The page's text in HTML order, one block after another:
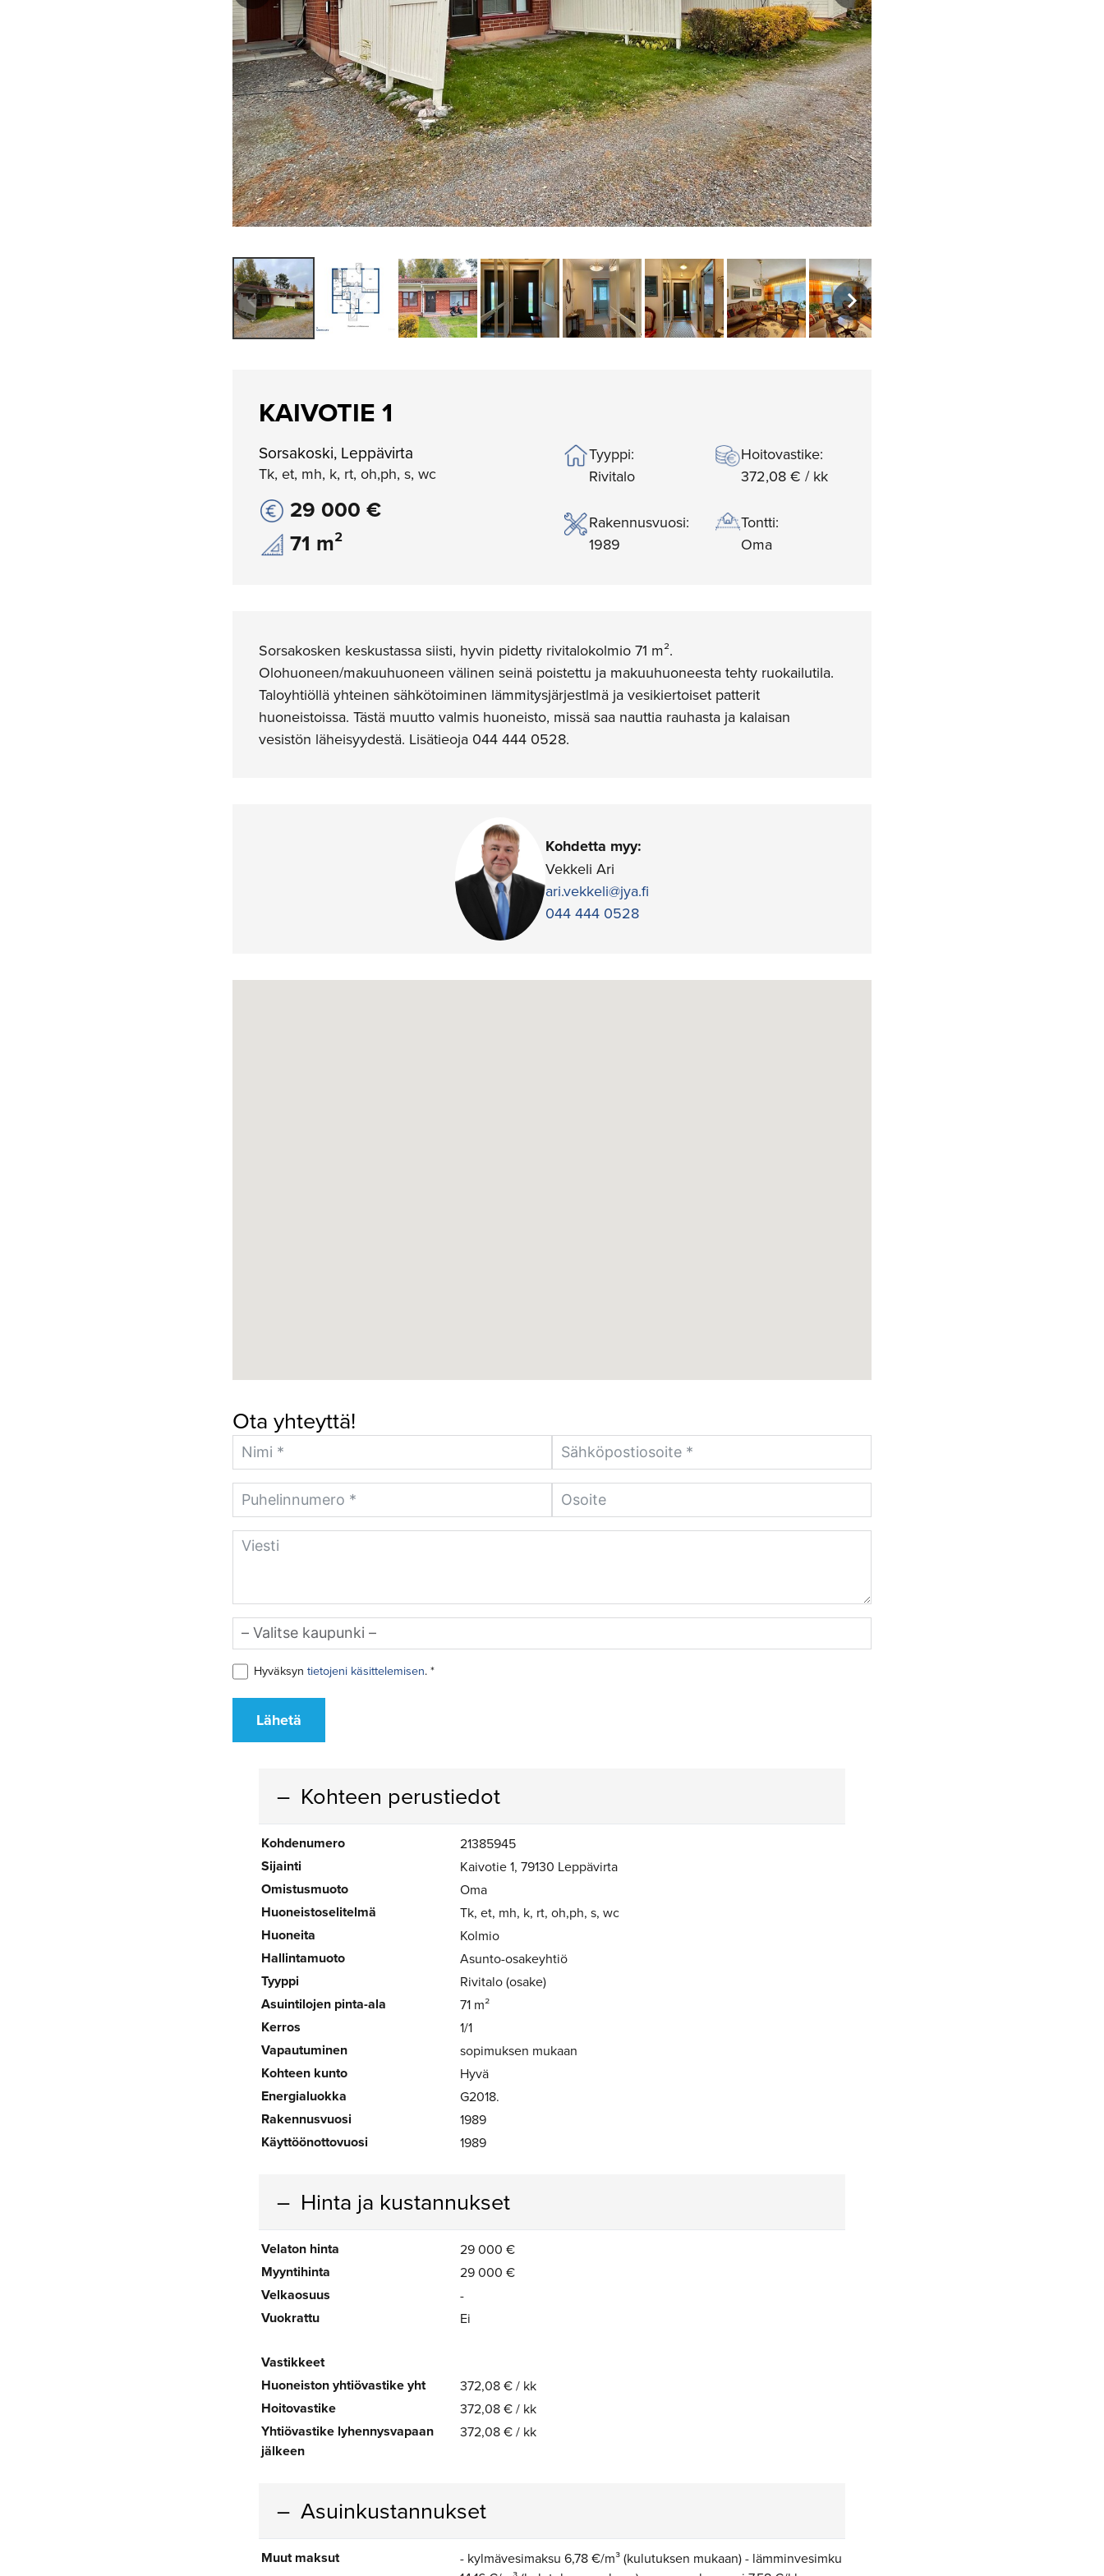
KAIVOTIE 1
Sorsakoski, Leppävirta
Tk, et, mh, k, rt, oh,ph, s, wc
29 000 €
71 m²
Tyyppi:
Rivitalo
Hoitovastike:
372,08 € / kk
Rakennusvuosi:
1989
Tontti:
Oma
Sorsakosken keskustassa siisti, hyvin pidetty rivitalokolmio 71 m².
Olohuoneen/makuuhuoneen välinen seinä poistettu ja makuuhuoneesta tehty ruokailutila.
Taloyhtiöllä yhteinen sähkötoiminen lämmitysjärjestlmä ja vesikiertoiset patterit
huoneistoissa. Tästä muutto valmis huoneisto, missä saa nauttia rauhasta ja kalaisan
vesistön läheisyydestä. Lisätieoja 044 444 0528.
Kohdetta myy:
Vekkeli Ari
ari.vekkeli@jya.fi
044 444 0528
Ota yhteyttä!
Hyväksyn tietojeni käsittelemisen. *
Lähetä
Kohteen perustiedot
Kohdenumero 21385945
Sijainti Kaivotie 1, 79130 Leppävirta
Omistusmuoto Oma
Huoneistoselitelmä Tk, et, mh, k, rt, oh,ph, s, wc
Huoneita Kolmio
Hallintamuoto Asunto-osakeyhtiö
Tyyppi Rivitalo (osake)
Asuintilojen pinta-ala 71 m²
Kerros 1/1
Vapautuminen sopimuksen mukaan
Kohteen kunto Hyvä
Energialuokka G2018.
Rakennusvuosi 1989
Käyttöönottovuosi 1989
Hinta ja kustannukset
Velaton hinta 29 000 €
Myyntihinta 29 000 €
Velkaosuus -
Vuokrattu Ei
Vastikkeet
Huoneiston yhtiövastike yht
372,08 € / kk
Hoitovastike 372,08 € / kk
Yhtiövastike lyhennysvapaan
jälkeen
372,08 € / kk
Asuinkustannukset
Muut maksut
- kylmävesimaksu 6,78 €/m³ (kulutuksen mukaan) - lämminvesimku